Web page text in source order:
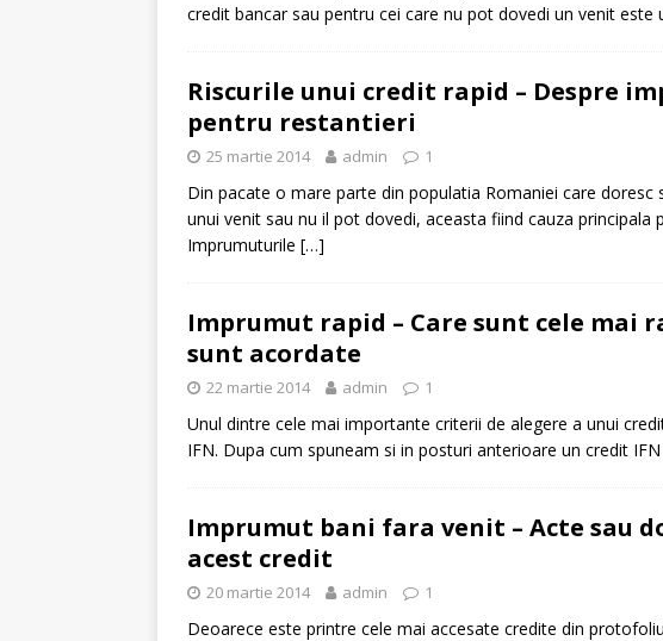
credit bancar sau pentru cei care nu pot dovedi un venit este
Riscurile unui credit rapid – Despre
pentru restantieri
25 martie 2014 admin 1
Din pacate o mare parte din populatia Romaniei care
unui venit sau nu il pot dovedi, aceasta fiind cauza principala
Imprumuturile […]
Imprumut rapid – Care sunt cele mai
sunt acordate
22 martie 2014 admin 1
Unul dintre cele mai importante criterii de alegere a unui
IFN. Dupa cum spuneam si in posturi anterioare un credit
Imprumut bani fara venit – Acte sau
acest credit
20 martie 2014 admin 1
Deoarece este printre cele mai accesate credite din